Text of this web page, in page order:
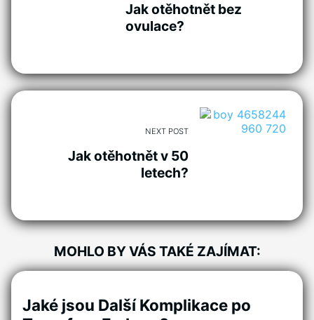
Jak otěhotnět bez
ovulace?
NEXT POST
Jak otěhotnět v 50
letech?
MOHLO BY VÁS TAKÉ ZAJÍMAT:
Jaké jsou Další Komplikace po